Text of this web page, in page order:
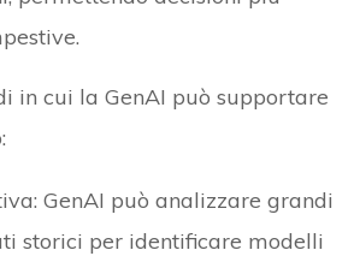
in cui la GenAI può supportare
GenAI può analizzare grandi
storici per identificare modelli